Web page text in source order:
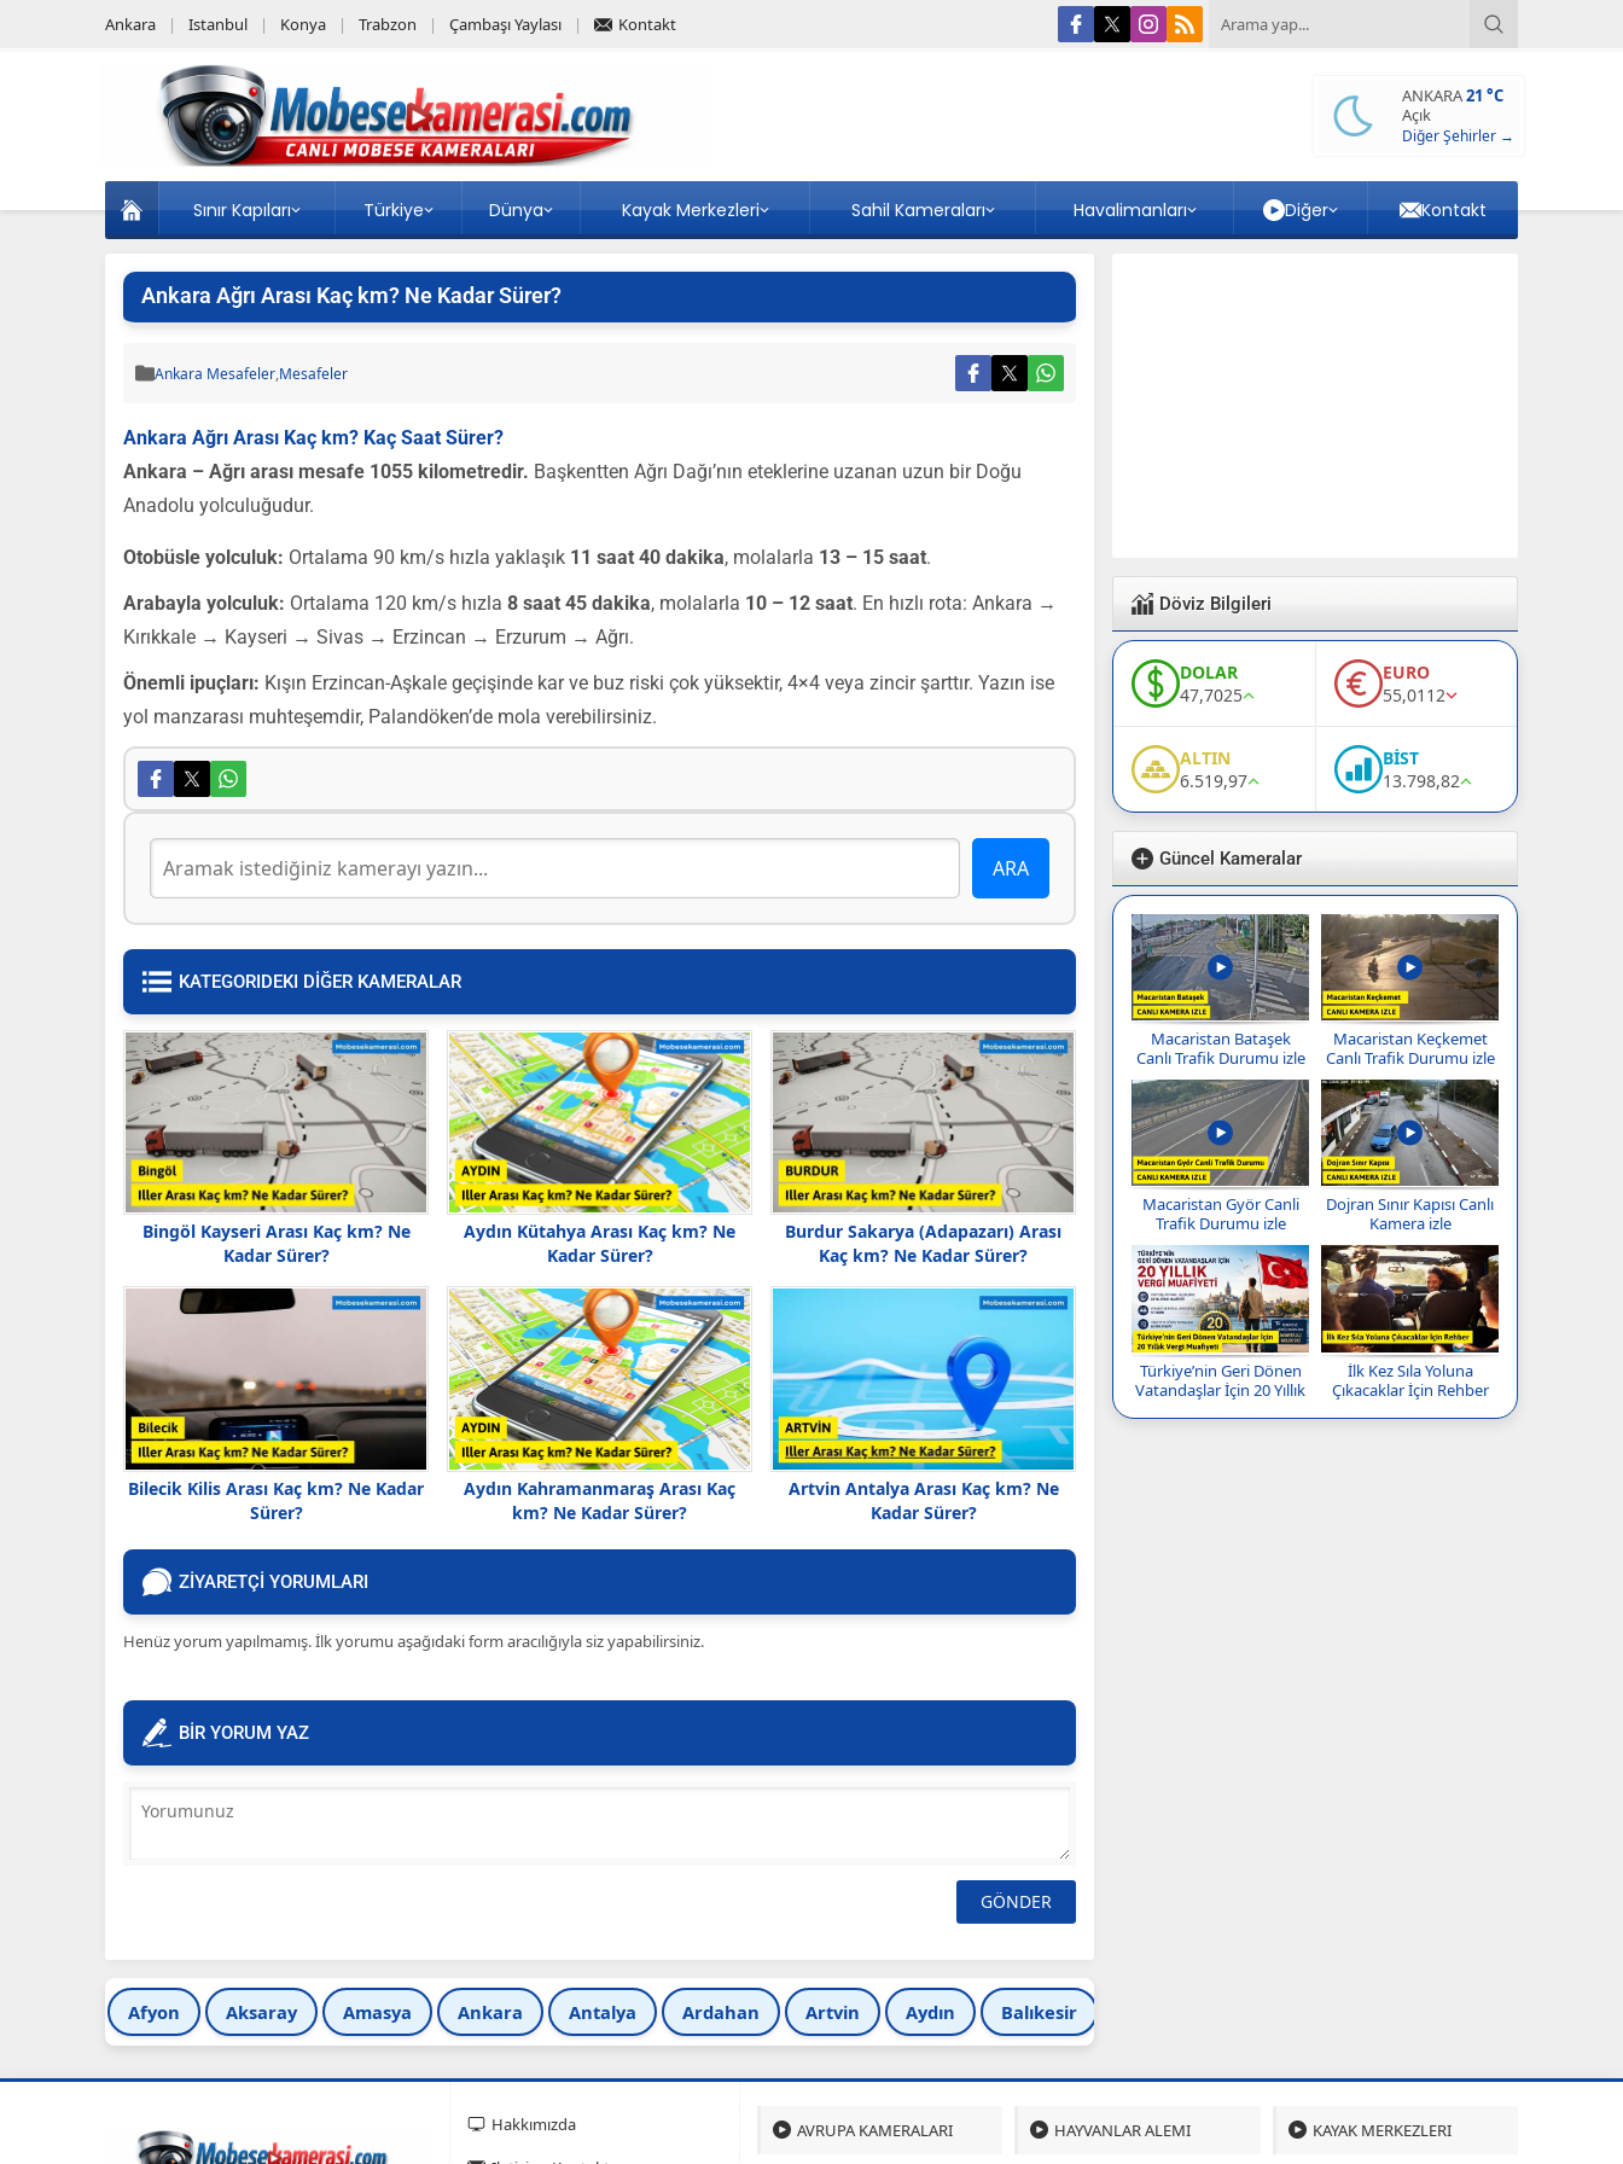
Ankara Istanbul Konya Trabzon Çambaşı Yaylası Kontakt
ANKARA21 °C
Açık
Diğer Şehirler →
Sınır Kapıları Türkiye Dünya Kayak Merkezleri Sahil Kameraları Havalimanları Diğer Kontakt
Ankara Ağrı Arası Kaç km? Ne Kadar Sürer?
Ankara Mesafeler,Mesafeler
Ankara Ağrı Arası Kaç km? Kaç Saat Sürer?
Ankara – Ağrı arası mesafe 1055 kilometredir. Başkentten Ağrı Dağı’nın eteklerine uzanan uzun bir Doğu
Anadolu yolculuğudur.
Otobüsle yolculuk: Ortalama 90 km/s hızla yaklaşık 11 saat 40 dakika, molalarla 13 – 15 saat.
Arabayla yolculuk: Ortalama 120 km/s hızla 8 saat 45 dakika, molalarla 10 – 12 saat. En hızlı rota: Ankara →
Kırıkkale → Kayseri → Sivas → Erzincan → Erzurum → Ağrı.
Önemli ipuçları: Kışın Erzincan-Aşkale geçişinde kar ve buz riski çok yüksektir, 4×4 veya zincir şarttır. Yazın ise
yol manzarası muhteşemdir, Palandöken’de mola verebilirsiniz.
KATEGORIDEKI DİĞER KAMERALAR
Bingöl Kayseri Arası Kaç km? Ne
Kadar Sürer?
Aydın Kütahya Arası Kaç km? Ne
Kadar Sürer?
Burdur Sakarya (Adapazarı) Arası
Kaç km? Ne Kadar Sürer?
Bilecik Kilis Arası Kaç km? Ne Kadar
Sürer?
Aydın Kahramanmaraş Arası Kaç
km? Ne Kadar Sürer?
Artvin Antalya Arası Kaç km? Ne
Kadar Sürer?
ZİYARETÇİ YORUMLARI
Henüz yorum yapılmamış. İlk yorumu aşağıdaki form aracılığıyla siz yapabilirsiniz.
BİR YORUM YAZ
Afyon Aksaray Amasya Ankara Antalya Ardahan Artvin Aydın Balıkesir
Döviz Bilgileri
DOLAR
47,7025
EURO
55,0112
ALTIN
6.519,97
BİST
13.798,82
Güncel Kameralar
Macaristan Bataşek
Canlı Trafik Durumu izle
Macaristan Keçkemet
Canlı Trafik Durumu izle
Macaristan Györ Canli
Trafik Durumu izle
Dojran Sınır Kapısı Canlı
Kamera izle
Türkiye’nin Geri Dönen
Vatandaşlar İçin 20 Yıllık
İlk Kez Sıla Yoluna
Çıkacaklar İçin Rehber
Hakkımızda
AVRUPA KAMERALARI HAYVANLAR ALEMI KAYAK MERKEZLERI